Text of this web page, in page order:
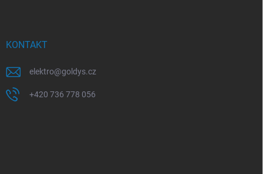
KONTAKT
elektro@goldys.cz
+420 736 778 056